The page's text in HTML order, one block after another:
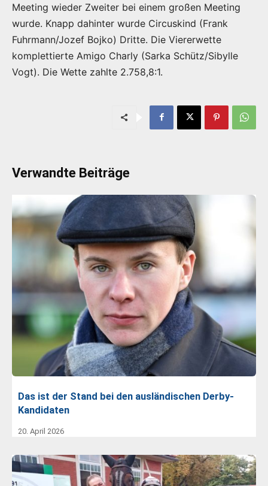
Meeting wieder Zweiter bei einem großen Meeting
wurde. Knapp dahinter wurde Circuskind (Frank
Fuhrmann/Jozef Bojko) Dritte. Die Viererwette
komplettierte Amigo Charly (Sarka Schütz/Sibylle
Vogt). Die Wette zahlte 2.758,8:1.
Verwandte Beiträge
Das ist der Stand bei den ausländischen Derby-
Kandidaten
20. April 2026